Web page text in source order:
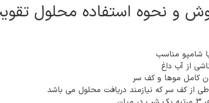
و نحوه استفاده محلول
شامپو مناسب
از آب داغ
کامل موها و کف سر
از کف سر که نیازمند دریافت محلول می باشد